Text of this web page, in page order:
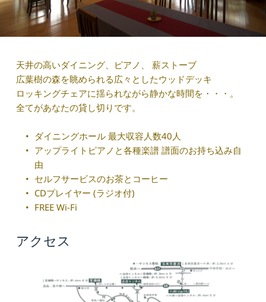
天井の高いダイニング、ピアノ、 薪ストーブ
広葉樹の森を眺められる広々としたウッドデッキ
ロッキングチェアに揺られながら静かな時間を・・・。
全てがあなたの貸し切りです。
ダイニングホール 最大収容人数40人
アップライトピアノと各種楽譜 譜面のお持ち込み自
由
セルフサービスのお茶とコーヒー
CDプレイヤー (ラジオ付)
FREE Wi-Fi
アクセス